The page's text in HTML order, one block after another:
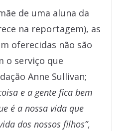
de uma aluna da
na reportagem), as
oferecidas não são
o serviço que
Anne Sullivan;
e a gente fica bem
é a nossa vida que
dos nossos filhos”,